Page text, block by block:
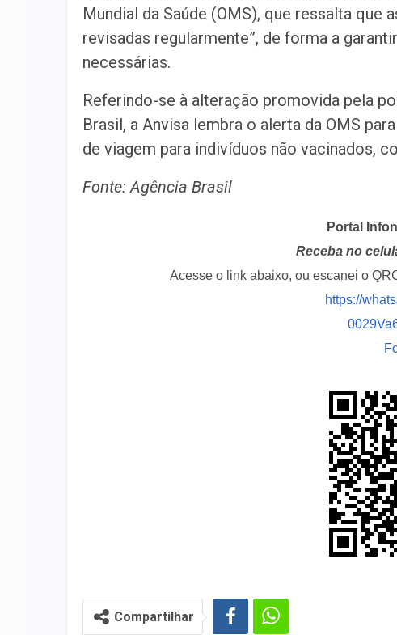
Mundial da Saúde (OMS), que ressalta que
revisadas regularmente”, de forma a
necessárias.
Referindo-se à alteração promovida pela
Brasil, a Anvisa lembra o alerta da OMS
de viagem para indivíduos não vacinados,
Fonte: Agência Brasil
Portal
Receba no
Acesse o link abaixo, ou escanei o
https://
Compartilhar